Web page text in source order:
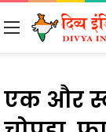
Menu
एक और